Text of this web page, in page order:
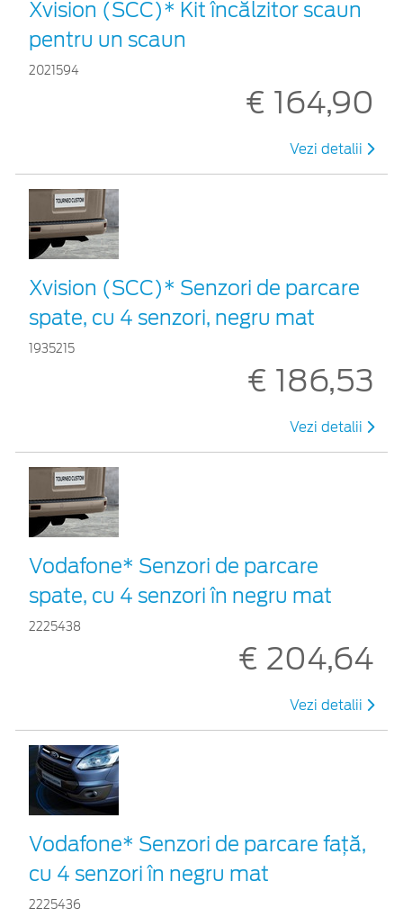
Xvision (SCC)* Kit încălzitor scaun
pentru un scaun
2021594
€ 164,90
Vezi detalii
Xvision (SCC)* Senzori de parcare
spate, cu 4 senzori, negru mat
1935215
€ 186,53
Vezi detalii
Vodafone* Senzori de parcare
spate, cu 4 senzori în negru mat
2225438
€ 204,64
Vezi detalii
Vodafone* Senzori de parcare față,
cu 4 senzori în negru mat
2225436